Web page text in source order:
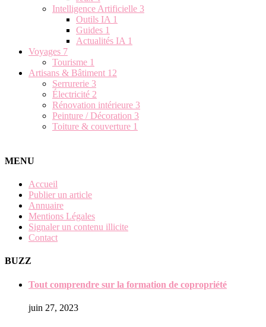
Intelligence Artificielle 3
Outils IA 1
Guides 1
Actualités IA 1
Voyages 7
Tourisme 1
Artisans & Bâtiment 12
Serrurerie 3
Électricité 2
Rénovation intérieure 3
Peinture / Décoration 3
Toiture & couverture 1
MENU
Accueil
Publier un article
Annuaire
Mentions Légales
Signaler un contenu illicite
Contact
BUZZ
Tout comprendre sur la formation de copropriété
juin 27, 2023